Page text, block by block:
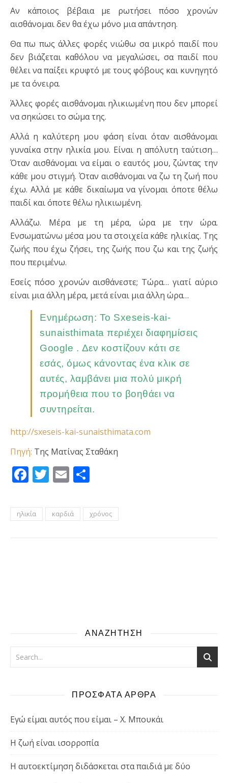
Αν κάποιος βέβαια με ρωτήσει πόσο χρονών
αισθάνομαι δεν θα έχω μόνο μια απάντηση.
Θα πω πως άλλες φορές νιώθω σα μικρό παιδί που
δεν βιάζεται καθόλου να μεγαλώσει, σα παιδί που
θέλει να παίξει κρυφτό με τους φόβους και κυνηγητό
με τα όνειρα.
Άλλες φορές αισθάνομαι ηλικιωμένη που δεν μπορεί
να σηκώσει το σώμα της.
Αλλά η καλύτερη μου φάση είναι όταν αισθάνομαι
γυναίκα στην ηλικία μου. Είναι η απόλυτη ταύτιση…
Όταν αισθάνομαι να είμαι ο εαυτός μου, ζώντας την
κάθε μου στιγμή. Όταν αισθάνομαι να ζω τη ζωή που
έχω. Αλλά με κάθε δικαίωμα να γίνομαι όποτε θέλω
παιδί και όποτε θέλω ηλικιωμένη.
Αλλάζω. Μέρα με τη μέρα, ώρα με την ώρα.
Ενσωματώνω μέσα μου τα στοιχεία κάθε ηλικίας. Της
ζωής που έχω ζήσει, της ζωής που ζω και της ζωής
που περιμένω.
Εσείς πόσο χρονών αισθάνεστε; Τώρα… γιατί αύριο
είναι μια άλλη μέρα, μετά είναι μια άλλη ώρα…
Ενημέρωση: Το Sxeseis-kai-
sunaisthimata περιέχει διαφημίσεις
Google . Δεν κοστίζουν κάτι σε
εσάς, όμως κάνοντας ένα κλικ σε
αυτές, λαμβάνει μια πολύ μικρή
προμήθεια που το βοηθάει να
συντηρείται.
http://sxeseis-kai-sunaisthimata.com
Πηγή: Της Ματίνας Σταθάκη
Facebook
Twitter
Email
ηλικία καρδιά χρόνος
ΑΝΑΖΗΤΗΣΗ
ΠΡΟΣΦΑΤΑ ΑΡΘΡΑ
Εγώ είμαι αυτός που είμαι – Χ. Μπουκάι
Η ζωή είναι ισορροπία
Η αυτοεκτίμηση διδάσκεται στα παιδιά με δύο